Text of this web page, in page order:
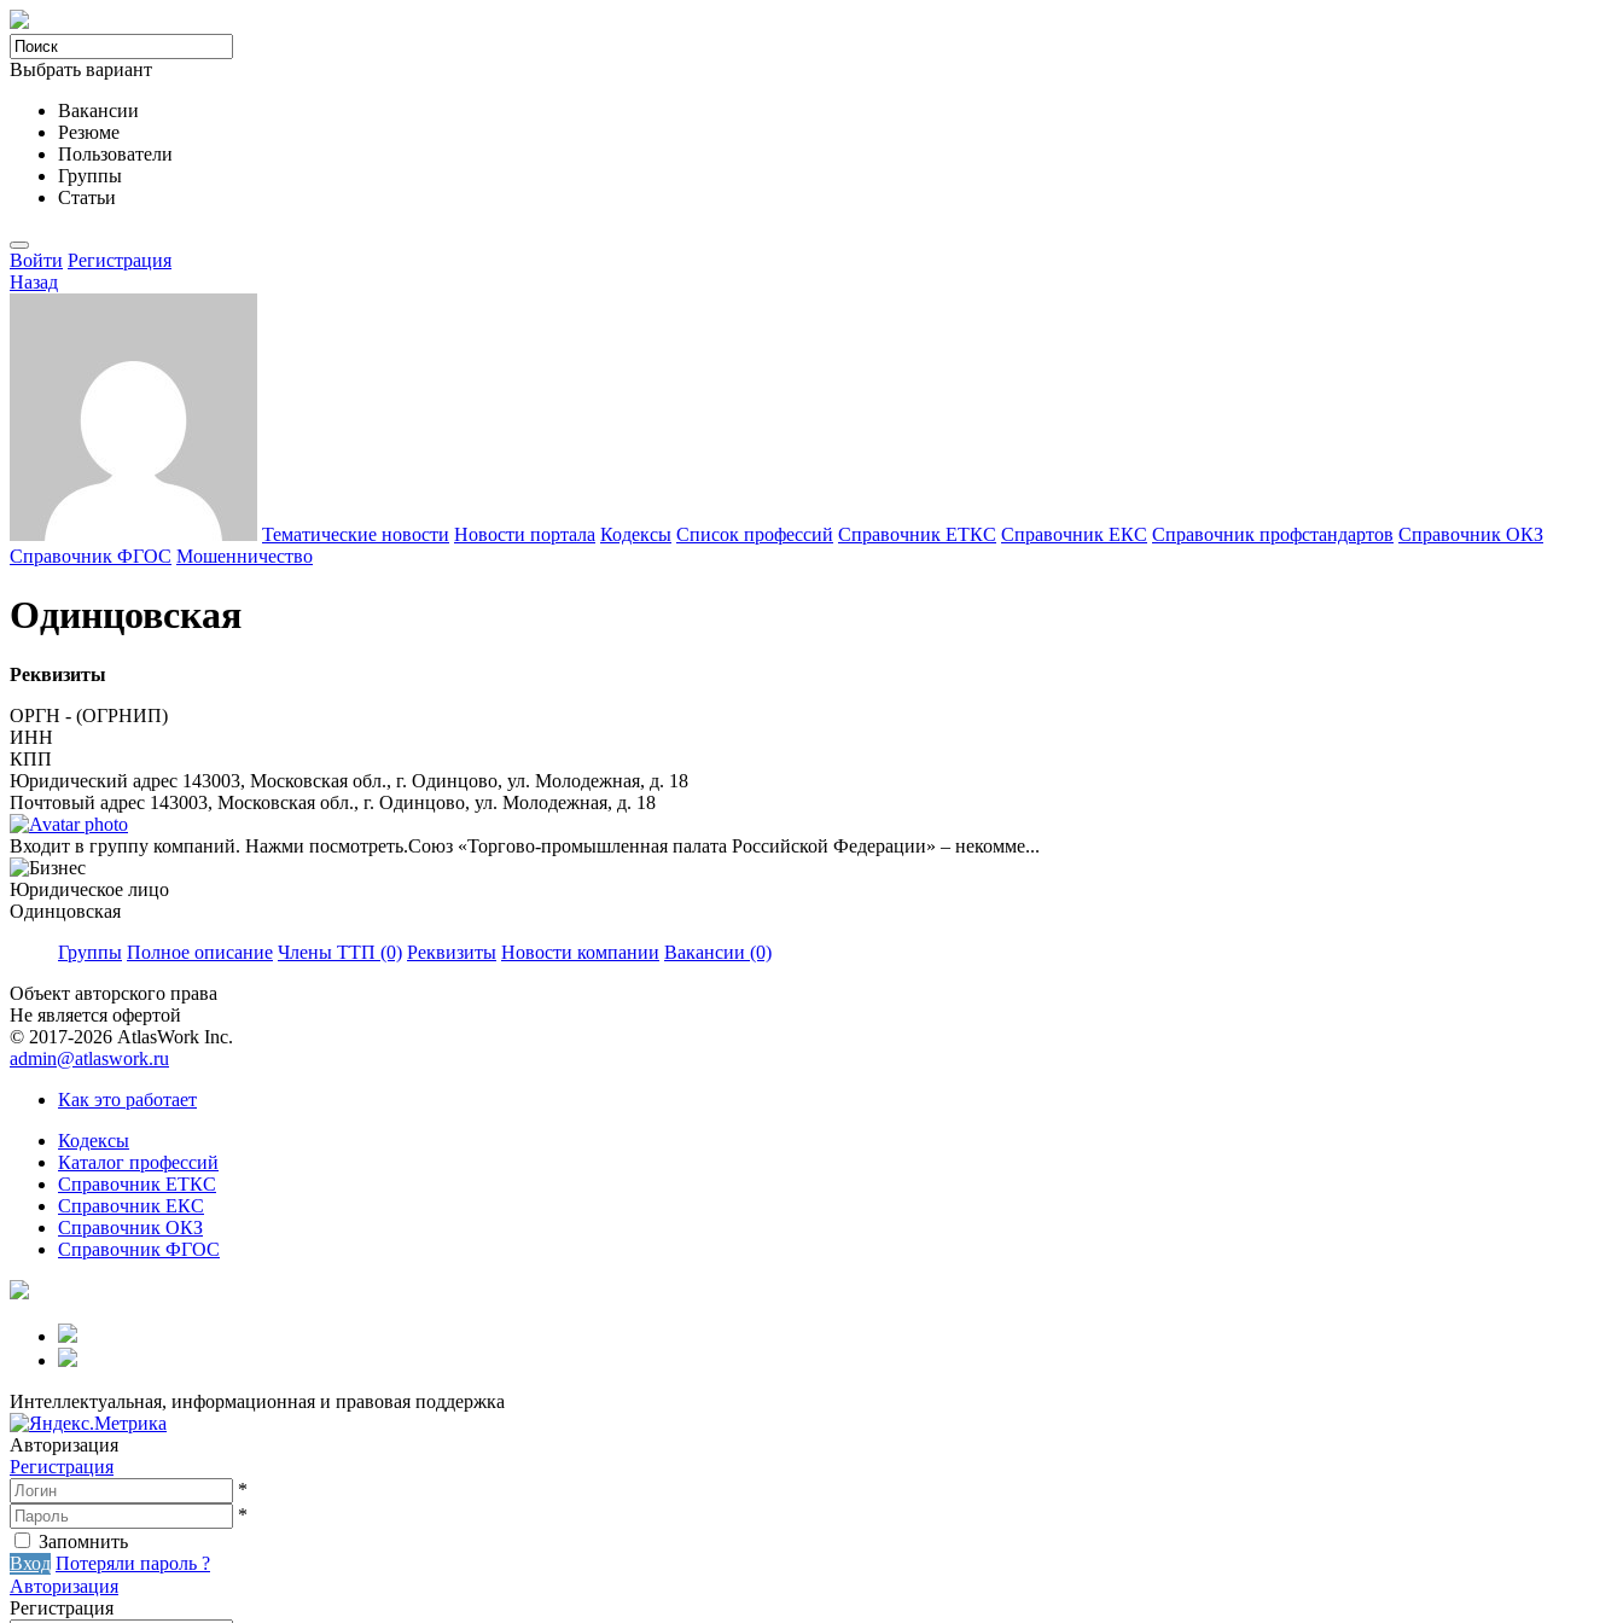
Выбрать вариант
Вакансии
Резюме
Пользователи
Группы
Статьи
Войти Регистрация
Назад
Тематические новости Новости портала Кодексы Cписок профессий Справочник ЕТКС Справочник ЕКС Справочник профстандартов Справочник ОКЗ
Справочник ФГОС Мошенничество
Одинцовская
Реквизиты
ОРГН - (ОГРНИП)
ИНН
КПП
Юридический адрес 143003, Московская обл., г. Одинцово, ул. Молодежная, д. 18
Почтовый адрес 143003, Московская обл., г. Одинцово, ул. Молодежная, д. 18
Входит в группу компаний. Нажми посмотреть.Союз «Торгово-промышленная палата Российской Федерации» – некомме...
Юридическое лицо
Одинцовская
Группы Полное описание Члены ТТП (0) Реквизиты Новости компании Вакансии (0)
Объект авторского права
Не является офертой
© 2017-2026 AtlasWork Inc.
admin@atlaswork.ru
Как это работает
Кодексы
Каталог профессий
Справочник ЕТКС
Справочник ЕКС
Справочник ОКЗ
Справочник ФГОС
Интеллектуальная, информационная и правовая поддержка
Авторизация
Регистрация
*
*
Запомнить
Вход Потеряли пароль ?
Авторизация
Регистрация